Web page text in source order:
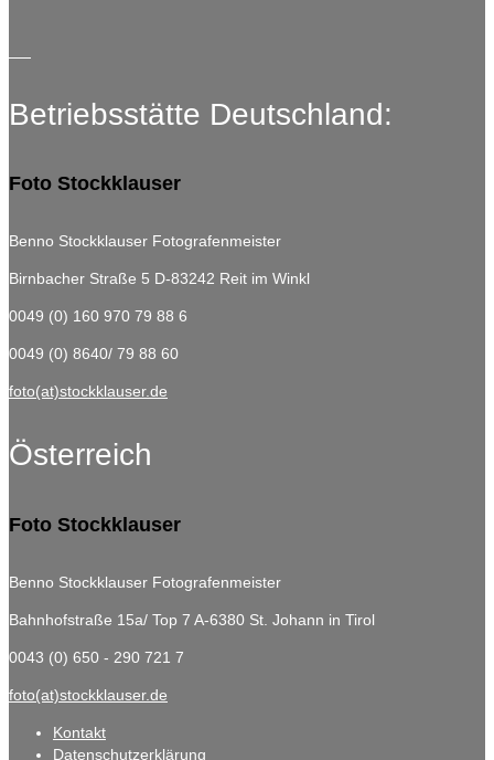
Betriebsstätte Deutschland:
Foto Stockklauser
Benno Stockklauser Fotografenmeister
Birnbacher Straße 5 D-83242 Reit im Winkl
0049 (0) 160 970 79 88 6
0049 (0) 8640/ 79 88 60
foto(at)stockklauser.de
Österreich
Foto Stockklauser
Benno Stockklauser Fotografenmeister
Bahnhofstraße 15a/ Top 7 A-6380 St. Johann in Tirol
0043 (0) 650 - 290 721 7
foto(at)stockklauser.de
Kontakt
Datenschutzerklärung